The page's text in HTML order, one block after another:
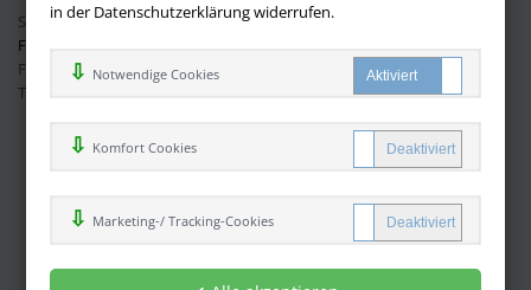
in der Datenschutzerklärung widerrufen.
Notwendige Cookies
Komfort Cookies
Marketing-/ Tracking-Cookies
Sie haben Fragen?Hier finden Sie Antworten auf häufig gestellte
Fragen.
Fragen per E-Mail:info@buchversandmimpf2000.de
Telefon: +49 (0)9209 20 23 188
Ihre Vorteile bei uns
Kostenloser Versand innerhalb Deutschlands
Sicherer Online Shop und Zahlung mit SSL-Verschlüsselung
Viele Zahlungsmethoden wie PayPal oder per Vorkasse
Zahlweisen